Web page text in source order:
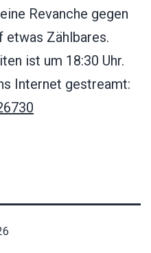
Revanche gegen
etwas Zählbares.
ist um 18:30 Uhr.
Internet gestreamt: